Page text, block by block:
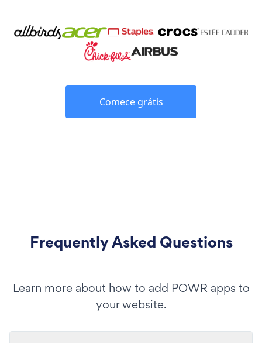
Comece grátis
Frequently Asked Questions
Learn more about how to add POWR apps to
your website.